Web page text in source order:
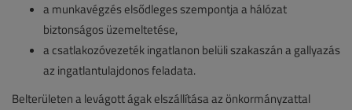
a munkavégzés elsődleges szempontja a hálózat
biztonságos üzemeltetése,
a csatlakozóvezeték ingatlanon belüli szakaszán a gallyazás
az ingatlantulajdonos feladata.
Belterületen a levágott ágak elszállítása az önkormányzattal